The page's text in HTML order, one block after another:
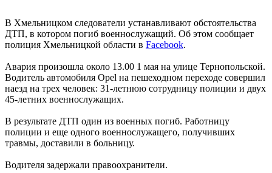
В Хмельницком следователи устанавливают обстоятельства
ДТП, в котором погиб военнослужащий. Об этом сообщает
полиция Хмельницкой области в Facebook.
Авария произошла около 13.00 1 мая на улице Тернопольской.
Водитель автомобиля Opel на пешеходном переходе совершил
наезд на трех человек: 31-летнюю сотрудницу полиции и двух
45-летних военнослужащих.
В результате ДТП один из военных погиб. Работницу
полиции и еще одного военнослужащего, получивших
травмы, доставили в больницу.
Водителя задержали правоохранители.